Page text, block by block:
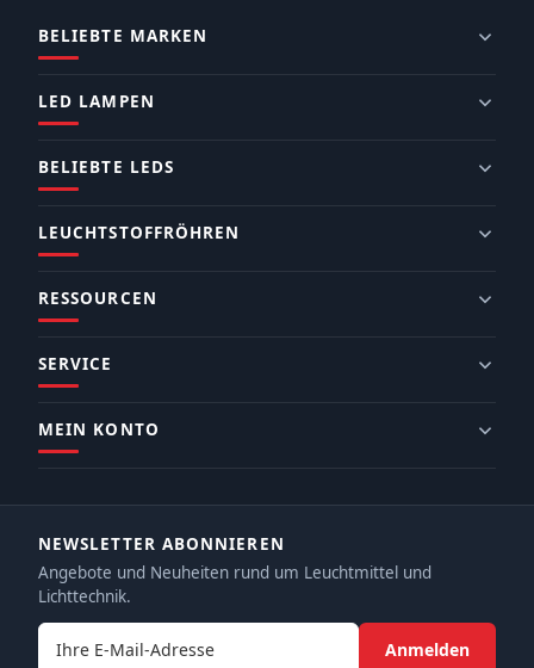
BELIEBTE MARKEN
LED LAMPEN
BELIEBTE LEDS
LEUCHTSTOFFRÖHREN
RESSOURCEN
SERVICE
MEIN KONTO
NEWSLETTER ABONNIEREN
Angebote und Neuheiten rund um Leuchtmittel und
Lichttechnik.
E-Mail-Adresse
Anmelden